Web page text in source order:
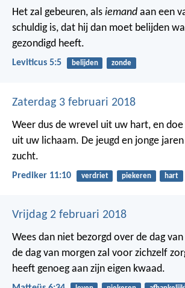
Het zal gebeuren, als iemand aan een
schuldig is, dat hij dan moet belijden
gezondigd heeft.
Leviticus 5:5 belijden zonde
Zaterdag 3 februari 2018
Weer dus de wrevel uit uw hart, en
uit uw lichaam. De jeugd en jonge
zucht.
Prediker 11:10 verdriet piekeren hart
Vrijdag 2 februari 2018
Wees dan niet bezorgd over de dag
de dag van morgen zal voor zichzelf
heeft genoeg aan zijn eigen kwaad.